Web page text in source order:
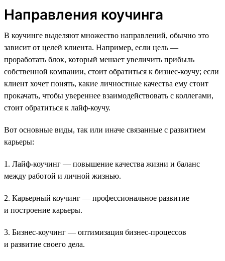
Направления коучинга
В коучинге выделяют множество направлений, обычно это
зависит от целей клиента. Например, если цель —
проработать блок, который мешает увеличить прибыль
собственной компании, стоит обратиться к бизнес-коучу; если
клиент хочет понять, какие личностные качества ему стоит
прокачать, чтобы увереннее взаимодействовать с коллегами,
стоит обратиться к лайф-коучу.
Вот основные виды, так или иначе связанные с развитием
карьеры:
1. Лайф-коучинг — повышение качества жизни и баланс
между работой и личной жизнью.
2. Карьерный коучинг — профессиональное развитие
и построение карьеры.
3. Бизнес-коучинг — оптимизация бизнес-процессов
и развитие своего дела.